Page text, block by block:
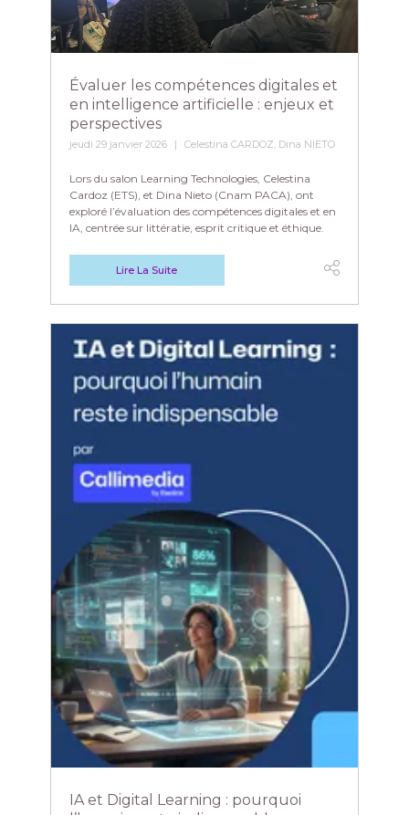
Évaluer les compétences digitales et
en intelligence artificielle : enjeux et
perspectives
jeudi 29 janvier 2026 Celestina CARDOZ, Dina NIETO
Lors du salon Learning Technologies, Celestina
Cardoz (ETS), et Dina Nieto (Cnam PACA), ont
exploré l’évaluation des compétences digitales et en
IA, centrée sur littératie, esprit critique et éthique.
Lire La Suite
IA et Digital Learning : pourquoi